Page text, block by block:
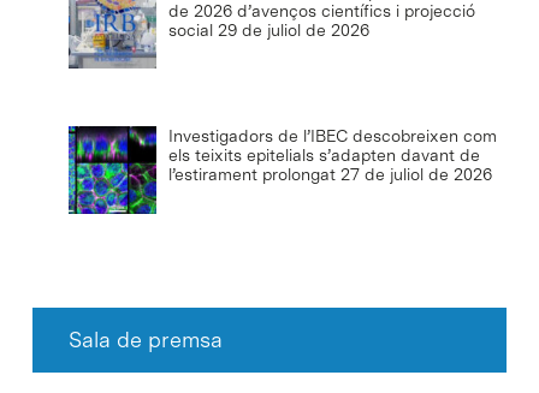
de 2026 d’avenços científics i projecció
social 29 de juliol de 2026
Investigadors de l’IBEC descobreixen com
els teixits epitelials s’adapten davant de
l’estirament prolongat 27 de juliol de 2026
Sala de premsa